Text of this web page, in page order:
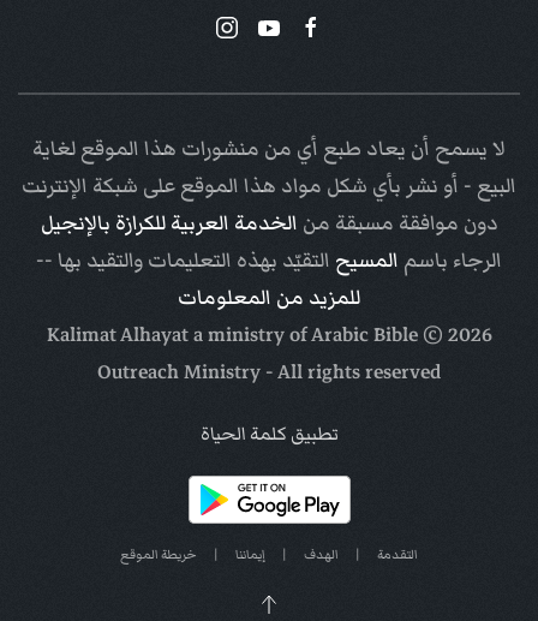
لا يسمح أن يعاد طبع أي من منشورات هذا الموقع لغاية
البيع - أو نشر بأي شكل مواد هذا الموقع على شبكة الإنترنت
دون موافقة مسبقة من الخدمة العربية للكرازة بالإنجيل
الرجاء باسم المسيح التقيّد بهذه التعليمات والتقيد بها --
للمزيد من المعلومات
2026
© Kalimat Alhayat a ministry of
Arabic Bible
Outreach Ministry- All rights reserved
تطبيق كلمة الحياة
التقدمة | الهدف | إيماننا | خريطة الموقع